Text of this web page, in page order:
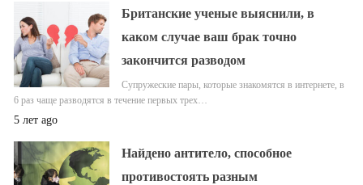
Британские ученые выяснили, в
каком случае ваш брак точно
закончится разводом
Супружеские пары, которые знакомятся в интернете, в
6 раз чаще разводятся в течение первых трех…
5 лет ago
Найдено антитело, способное
противостоять разным